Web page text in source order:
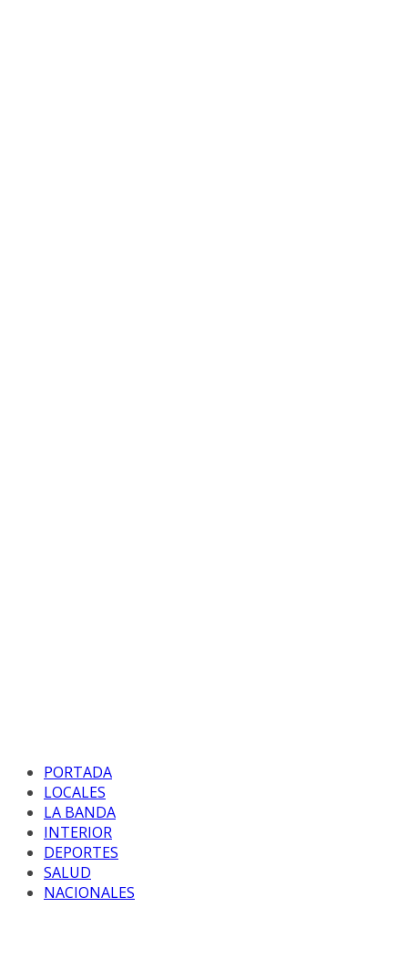
PORTADA
LOCALES
LA BANDA
INTERIOR
DEPORTES
SALUD
NACIONALES